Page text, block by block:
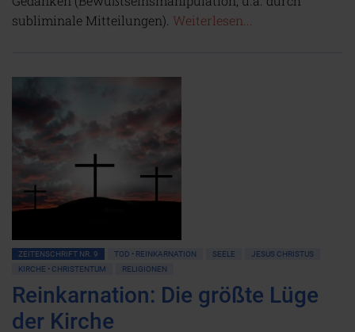
subliminale Mitteilungen). Weiterlesen...
ZEITENSCHRIFT NR. 9 TOD • REINKARNATION SEELE
JESUS CHRISTUS
KIRCHE • CHRISTENTUM
RELIGIONEN
Reinkarnation: Die größte Lüge
der Kirche